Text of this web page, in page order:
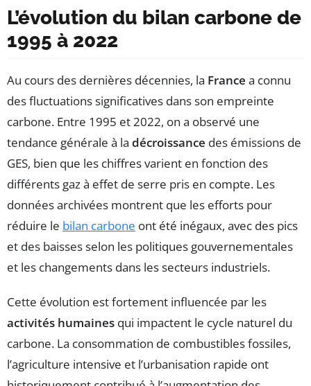
L’évolution du bilan carbone de
1995 à 2022
Au cours des dernières décennies, la France a connu
des fluctuations significatives dans son empreinte
carbone. Entre 1995 et 2022, on a observé une
tendance générale à la décroissance des émissions de
GES, bien que les chiffres varient en fonction des
différents gaz à effet de serre pris en compte. Les
données archivées montrent que les efforts pour
réduire le bilan carbone ont été inégaux, avec des pics
et des baisses selon les politiques gouvernementales
et les changements dans les secteurs industriels.
Cette évolution est fortement influencée par les
activités humaines qui impactent le cycle naturel du
carbone. La consommation de combustibles fossiles,
l’agriculture intensive et l’urbanisation rapide ont